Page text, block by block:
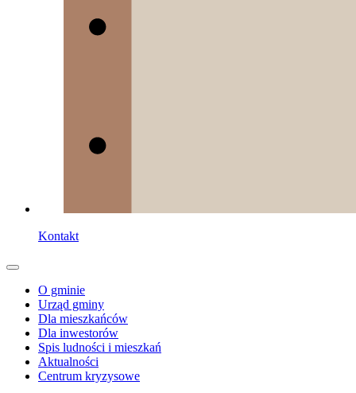
Kontakt
O gminie
Urząd gminy
Dla mieszkańców
Dla inwestorów
Spis ludności i mieszkań
Aktualności
Centrum kryzysowe